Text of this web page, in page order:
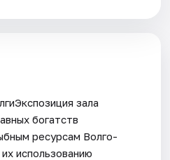
зала
богатств
ресурсам Волго-
использованию